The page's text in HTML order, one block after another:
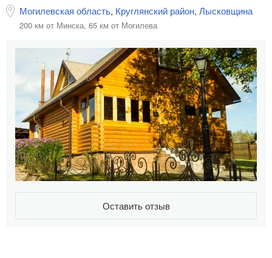
Могилевская область, Круглянский район, Лысковщина
200 км от Минска, 65 км от Могилева
Оставить отзыв